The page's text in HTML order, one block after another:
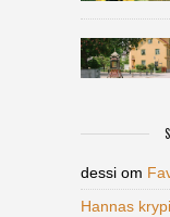
dessi om
Hannas